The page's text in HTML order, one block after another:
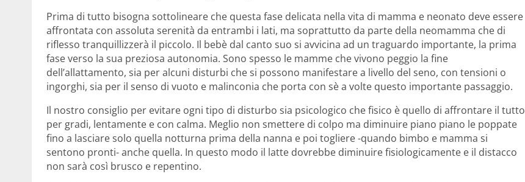
Prima di tutto bisogna sottolineare che questa fase delicata nella vita di mamma e neonato deve essere
affrontata con assoluta serenità da entrambi i lati, ma soprattutto da parte della neomamma che di
riflesso tranquillizzerà il piccolo. Il bebè dal canto suo si avvicina ad un traguardo importante, la prima
fase verso la sua preziosa autonomia. Sono spesso le mamme che vivono peggio la fine
dell’allattamento, sia per alcuni disturbi che si possono manifestare a livello del seno, con tensioni o
ingorghi, sia per il senso di vuoto e malinconia che porta con sè a volte questo importante passaggio.
Il nostro consiglio per evitare ogni tipo di disturbo sia psicologico che fisico è quello di affrontare il tutto
per gradi, lentamente e con calma. Meglio non smettere di colpo ma diminuire piano piano le poppate
fino a lasciare solo quella notturna prima della nanna e poi togliere -quando bimbo e mamma si
sentono pronti- anche quella. In questo modo il latte dovrebbe diminuire fisiologicamente e il distacco
non sarà così brusco e repentino.